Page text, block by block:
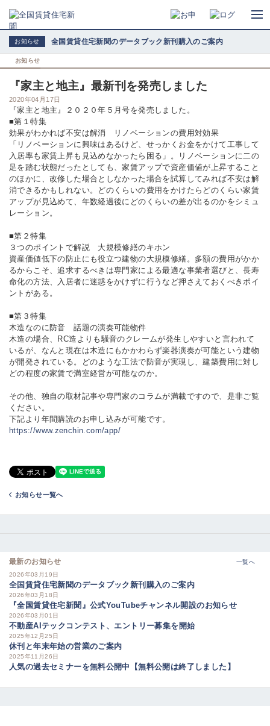
お知らせ 全国賃貸住宅新聞のデータブック新刊購入のご案内
お知らせ
『家主と地主』最新刊を発売しました
2020年04月17日
『家主と地主』２０２０年５月号を発売しました。
■第１特集
効果がわかれば不安は解消 リノベーションの費用対効果
「リノベーションに興味はあるけど、せっかくお金をかけて工事して
入居率も家賃上昇も見込めなかったら困る」。リノベーションに二の
足を踏む状態だったとしても、家賃アップで資産価値が上昇すること
のほかに、改修した場合としなかった場合を試算してみれば不安は解
消できるかもしれない。どのくらいの費用をかけたらどのくらい家賃
アップが見込めて、年数経過後にどのくらいの差が出るのかをシミュ
レーション。
■第２特集
３つのポイントで解説 大規模修繕のキホン
資産価値低下の防止にも役立つ建物の大規模修繕。多額の費用がかか
るからこそ、追求するべきは専門家による最適な事業者選びと、長寿
命化の方法、入居者に迷惑をかけずに行うなど押さえておくべきポイ
ントがある。
■第３特集
木造なのに防音 話題の演奏可能物件
木造の場合、RC造よりも騒音のクレームが発生しやすいと言われて
いるが、なんと現在は木造にもかかわらず楽器演奏が可能という建物
が開発されている。どのような工法で防音が実現し、建築費用に対し
どの程度の家賃で満室経営が可能なのか。
その他、独自の取材記事や専門家のコラムが満載ですので、是非ご覧
ください。
下記より年間購読のお申し込みが可能です。
https://www.zenchin.com/app/
お知らせ一覧へ
最新のお知らせ
一覧へ
2026年03月19日
全国賃貸住宅新聞のデータブック新刊購入のご案内
2026年03月18日
『全国賃貸住宅新聞』公式YouTubeチャンネル開設のお知らせ
2026年03月01日
不動産AIテックコンテスト、エントリー募集を開始
2025年12月25日
休刊と年末年始の営業のご案内
2025年11月26日
人気の過去セミナーを無料公開中【無料公開は終了しました】